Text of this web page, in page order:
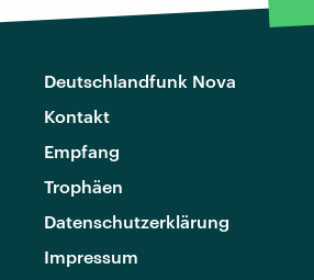
Deutschlandfunk Nova
Kontakt
Empfang
Trophäen
Datenschutzerklärung
Impressum